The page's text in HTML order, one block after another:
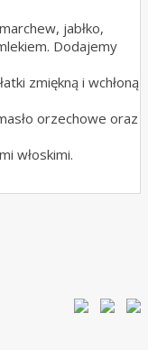
jabłko,
Dodajemy
zmiękną i wchłoną
orzechowe oraz
włoskimi.